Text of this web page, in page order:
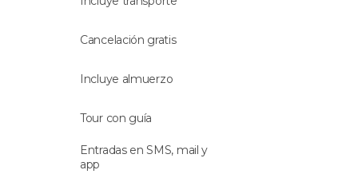
Cancelación gratis
Incluye almuerzo
Tour con guía
Entradas en SMS, mail y
app